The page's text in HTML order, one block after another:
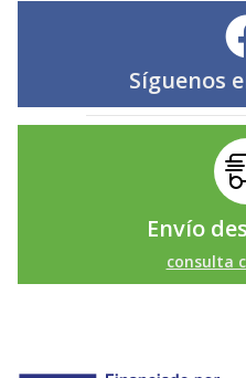
Síguenos
Envío
consulta